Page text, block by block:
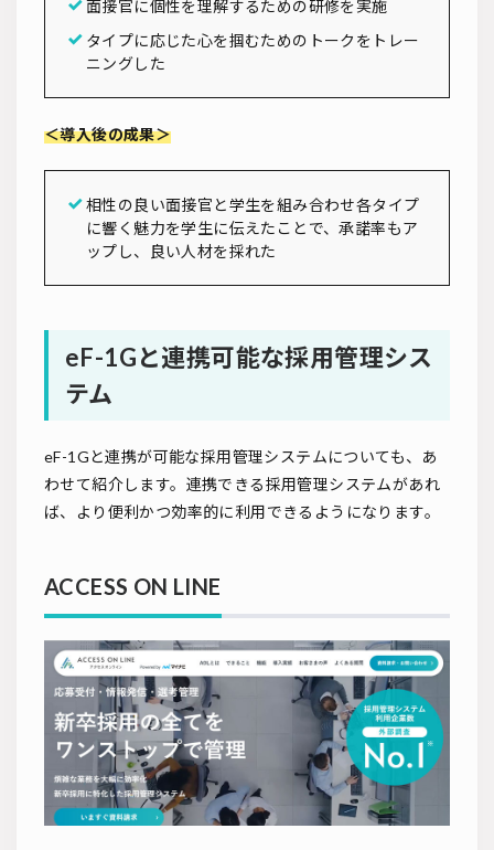
面接官に個性を理解するための研修を実施
タイプに応じた心を掴むためのトークをトレー
ニングした
＜導入後の成果＞
相性の良い面接官と学生を組み合わせ各タイプ
に響く魅力を学生に伝えたことで、承諾率もア
ップし、良い人材を採れた
eF-1Gと連携可能な採用管理シス
テム
eF-1Gと連携が可能な採用管理システムについても、あ
わせて紹介します。連携できる採用管理システムがあれ
ば、より便利かつ効率的に利用できるようになります。
ACCESS ON LINE